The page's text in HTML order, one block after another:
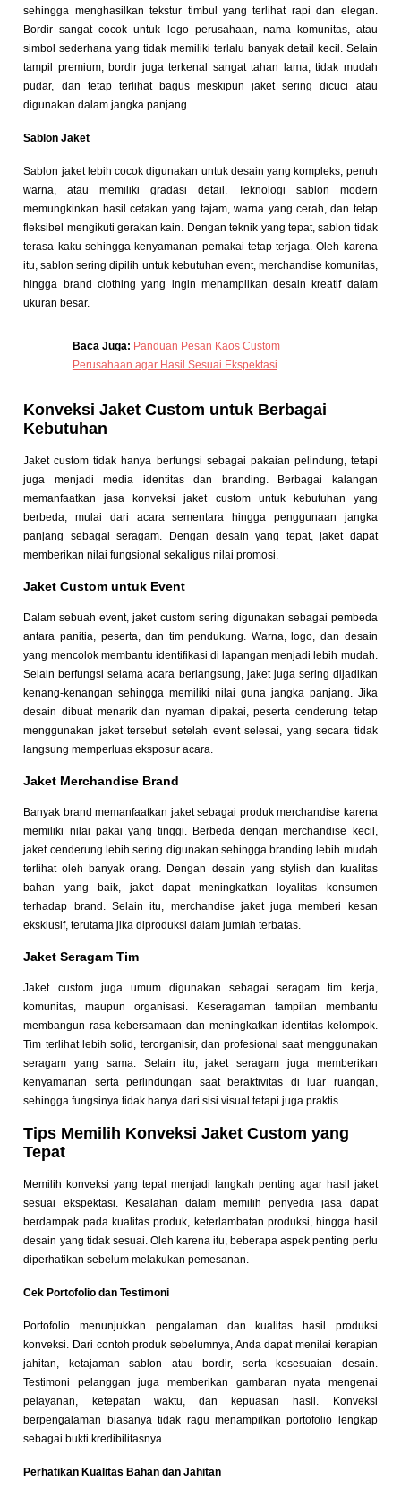
sehingga menghasilkan tekstur timbul yang terlihat rapi dan elegan.
Bordir sangat cocok untuk logo perusahaan, nama komunitas, atau
simbol sederhana yang tidak memiliki terlalu banyak detail kecil. Selain
tampil premium, bordir juga terkenal sangat tahan lama, tidak mudah
pudar, dan tetap terlihat bagus meskipun jaket sering dicuci atau
digunakan dalam jangka panjang.
Sablon Jaket
Sablon jaket lebih cocok digunakan untuk desain yang kompleks, penuh
warna, atau memiliki gradasi detail. Teknologi sablon modern
memungkinkan hasil cetakan yang tajam, warna yang cerah, dan tetap
fleksibel mengikuti gerakan kain. Dengan teknik yang tepat, sablon tidak
terasa kaku sehingga kenyamanan pemakai tetap terjaga. Oleh karena
itu, sablon sering dipilih untuk kebutuhan event, merchandise komunitas,
hingga brand clothing yang ingin menampilkan desain kreatif dalam
ukuran besar.
Baca Juga: Panduan Pesan Kaos Custom
Perusahaan agar Hasil Sesuai Ekspektasi
Konveksi Jaket Custom untuk Berbagai
Kebutuhan
Jaket custom tidak hanya berfungsi sebagai pakaian pelindung, tetapi
juga menjadi media identitas dan branding. Berbagai kalangan
memanfaatkan jasa konveksi jaket custom untuk kebutuhan yang
berbeda, mulai dari acara sementara hingga penggunaan jangka
panjang sebagai seragam. Dengan desain yang tepat, jaket dapat
memberikan nilai fungsional sekaligus nilai promosi.
Jaket Custom untuk Event
Dalam sebuah event, jaket custom sering digunakan sebagai pembeda
antara panitia, peserta, dan tim pendukung. Warna, logo, dan desain
yang mencolok membantu identifikasi di lapangan menjadi lebih mudah.
Selain berfungsi selama acara berlangsung, jaket juga sering dijadikan
kenang-kenangan sehingga memiliki nilai guna jangka panjang. Jika
desain dibuat menarik dan nyaman dipakai, peserta cenderung tetap
menggunakan jaket tersebut setelah event selesai, yang secara tidak
langsung memperluas eksposur acara.
Jaket Merchandise Brand
Banyak brand memanfaatkan jaket sebagai produk merchandise karena
memiliki nilai pakai yang tinggi. Berbeda dengan merchandise kecil,
jaket cenderung lebih sering digunakan sehingga branding lebih mudah
terlihat oleh banyak orang. Dengan desain yang stylish dan kualitas
bahan yang baik, jaket dapat meningkatkan loyalitas konsumen
terhadap brand. Selain itu, merchandise jaket juga memberi kesan
eksklusif, terutama jika diproduksi dalam jumlah terbatas.
Jaket Seragam Tim
Jaket custom juga umum digunakan sebagai seragam tim kerja,
komunitas, maupun organisasi. Keseragaman tampilan membantu
membangun rasa kebersamaan dan meningkatkan identitas kelompok.
Tim terlihat lebih solid, terorganisir, dan profesional saat menggunakan
seragam yang sama. Selain itu, jaket seragam juga memberikan
kenyamanan serta perlindungan saat beraktivitas di luar ruangan,
sehingga fungsinya tidak hanya dari sisi visual tetapi juga praktis.
Tips Memilih Konveksi Jaket Custom yang
Tepat
Memilih konveksi yang tepat menjadi langkah penting agar hasil jaket
sesuai ekspektasi. Kesalahan dalam memilih penyedia jasa dapat
berdampak pada kualitas produk, keterlambatan produksi, hingga hasil
desain yang tidak sesuai. Oleh karena itu, beberapa aspek penting perlu
diperhatikan sebelum melakukan pemesanan.
Cek Portofolio dan Testimoni
Portofolio menunjukkan pengalaman dan kualitas hasil produksi
konveksi. Dari contoh produk sebelumnya, Anda dapat menilai kerapian
jahitan, ketajaman sablon atau bordir, serta kesesuaian desain.
Testimoni pelanggan juga memberikan gambaran nyata mengenai
pelayanan, ketepatan waktu, dan kepuasan hasil. Konveksi
berpengalaman biasanya tidak ragu menampilkan portofolio lengkap
sebagai bukti kredibilitasnya.
Perhatikan Kualitas Bahan dan Jahitan